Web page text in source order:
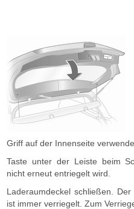
Griff auf der Innenseite
Taste unter der Leiste beim
nicht erneut entriegelt wird.
Laderaumdeckel schließen.
ist immer verriegelt. Zum